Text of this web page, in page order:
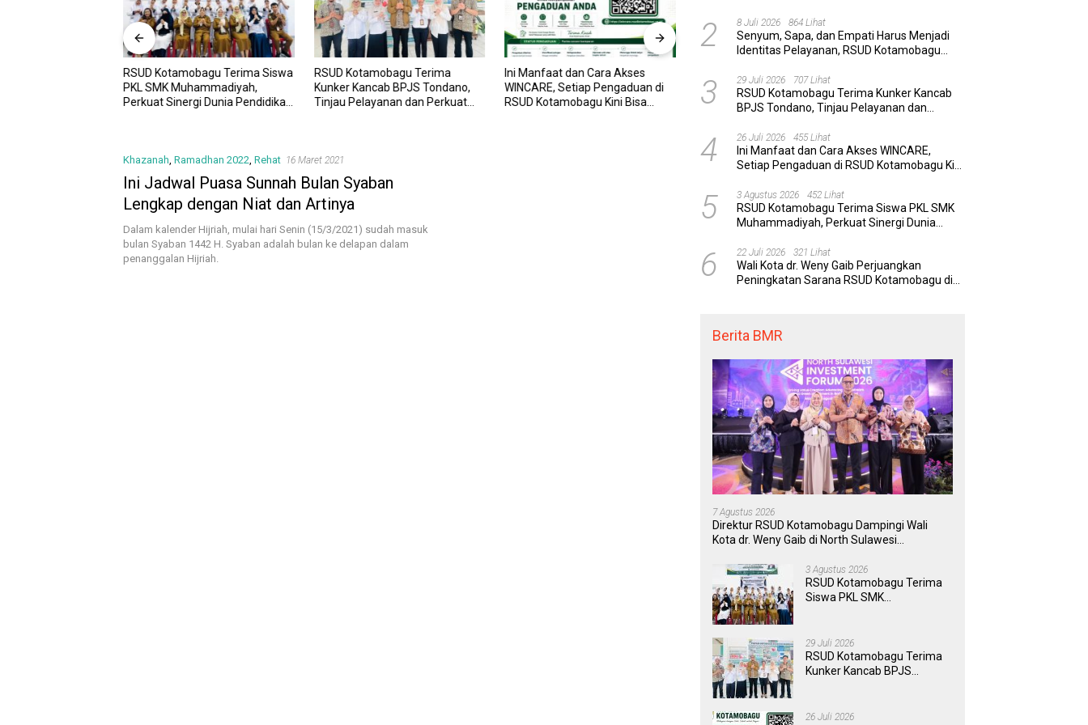
RSUD Kotamobagu Terima Siswa
PKL SMK Muhammadiyah,
Perkuat Sinergi Dunia Pendidikan
RSUD Kotamobagu Terima
Kunker Kancab BPJS Tondano,
Tinjau Pelayanan dan Perkuat
Ini Manfaat dan Cara Akses
WINCARE, Setiap Pengaduan di
RSUD Kotamobagu Kini Bisa
RSUD Kotamobagu Hadirkan
WINCARE, Terobosan Digital
untuk Pengaduan Masyarakat
dan Pegawai yang Cepat,
Transparan, dan Responsif
Mongondow Selatan: Jejak
Seorang Bunda Pembaharu dan
Khazanah Ramadhan 2022 Rehat 16 Maret 2021
Ini Jadwal Puasa Sunnah Bulan Syaban
Lengkap dengan Niat dan Artinya
Dalam kalender Hijriah, mulai hari Senin (15/3/2021) sudah masuk
bulan Syaban 1442 H. Syaban adalah bulan ke delapan dalam
penanggalan Hijriah.
Berkualitas
2 8 Juli 2026 864 Lihat
Senyum, Sapa, dan Empati Harus Menjadi
Identitas Pelayanan, RSUD Kotamobagu
3 29 Juli 2026 707 Lihat
RSUD Kotamobagu Terima Kunker Kancab
BPJS Tondano, Tinjau Pelayanan dan
4 26 Juli 2026 455 Lihat
Ini Manfaat dan Cara Akses WINCARE,
Setiap Pengaduan di RSUD Kotamobagu Kini
5 3 Agustus 2026 452 Lihat
RSUD Kotamobagu Terima Siswa PKL SMK
Muhammadiyah, Perkuat Sinergi Dunia
6 22 Juli 2026 321 Lihat
Wali Kota dr. Weny Gaib Perjuangkan
Peningkatan Sarana RSUD Kotamobagu di
Berita BMR
7 Agustus 2026
Direktur RSUD Kotamobagu Dampingi Wali
Kota dr. Weny Gaib di North Sulawesi
3 Agustus 2026
RSUD Kotamobagu Terima
Siswa PKL SMK
dan Layanan Kesehatan
29 Juli 2026
RSUD Kotamobagu Terima
Kunker Kancab BPJS
Wujudkan UHC
26 Juli 2026